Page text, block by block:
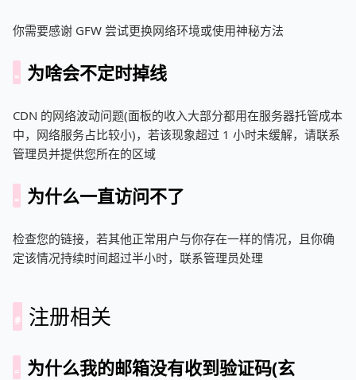
你需要感谢 GFW 尝试更换网络环境或使用神秘方法
为啥会不定时掉线
CDN 的网络波动问题(面板的收入大部分都用在服务器托管成本
中，网络服务占比较小)，若该现象超过 1 小时未缓解，请联系
管理员并提供您所在的区域
为什么一直访问不了
检查您的链接，若其他正常用户与你存在一样的情况，且你确
定该情况持续时间超过半小时，联系管理员处理
注册相关
为什么我的邮箱没有收到验证码(玄